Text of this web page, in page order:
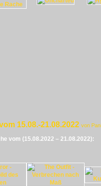
15.08.-21.08.2022 von
vom (15.08.2022 – 21.08.2022):